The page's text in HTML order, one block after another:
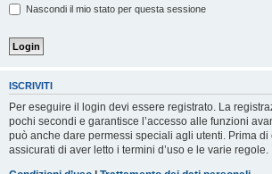
Nascondi il mio stato per questa sessione
ISCRIVITI
Per eseguire il login devi essere registrato. La
pochi secondi e garantisce l’accesso alle funzioni
può anche dare permessi speciali agli utenti. Prima
assicurati di aver letto i termini d’uso e le varie regole.